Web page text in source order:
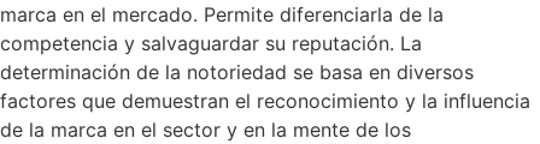
marca en el mercado. Permite diferenciarla de la
competencia y salvaguardar su reputación. La
determinación de la notoriedad se basa en diversos
factores que demuestran el reconocimiento y la influencia
de la marca en el sector y en la mente de los